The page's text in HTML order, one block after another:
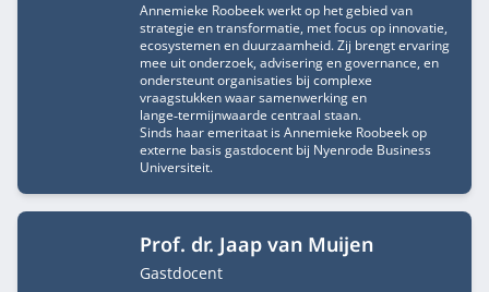
Annemieke Roobeek werkt op het gebied van
strategie en transformatie, met focus op innovatie,
ecosystemen en duurzaamheid. Zij brengt ervaring
mee uit onderzoek, advisering en governance, en
ondersteunt organisaties bij complexe
vraagstukken waar samenwerking en
lange‑termijnwaarde centraal staan.
Sinds haar emeritaat is Annemieke Roobeek op
externe basis gastdocent bij Nyenrode Business
Universiteit.
Prof. dr. Jaap van Muijen
Functietitel
Gastdocent